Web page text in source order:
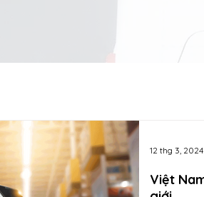
Việt
12 thg 3, 2024